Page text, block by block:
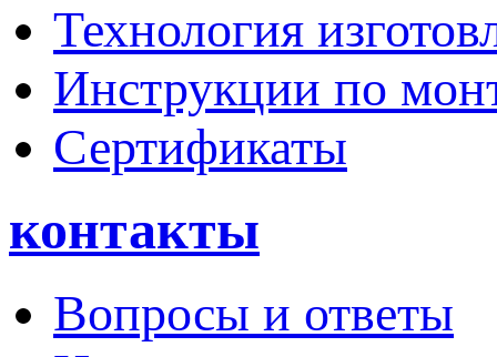
Технология
Инструкции по
Сертификаты
контакты
Вопросы и ответы